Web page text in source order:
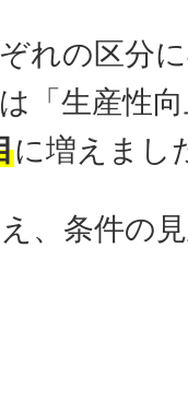
れの区分
「生産性
に増えまし
、条件の